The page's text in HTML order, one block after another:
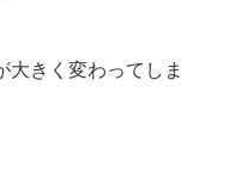
きく変わってしま